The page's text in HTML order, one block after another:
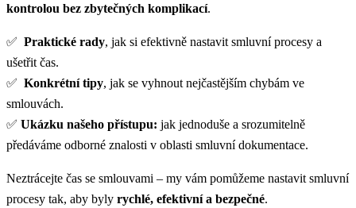
kontrolou bez zbytečných komplikací.
✅ Praktické rady, jak si efektivně nastavit smluvní procesy a
ušetřit čas.
✅ Konkrétní tipy, jak se vyhnout nejčastějším chybám ve
smlouvách.
✅ Ukázku našeho přístupu: jak jednoduše a srozumitelně
předáváme odborné znalosti v oblasti smluvní dokumentace.
Neztrácejte čas se smlouvami – my vám pomůžeme nastavit smluvní
procesy tak, aby byly rychlé, efektivní a bezpečné.